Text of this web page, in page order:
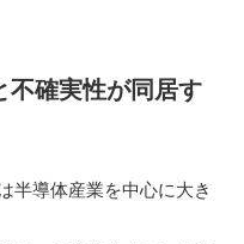
不確実性が同居す
半導体産業を中心に大き